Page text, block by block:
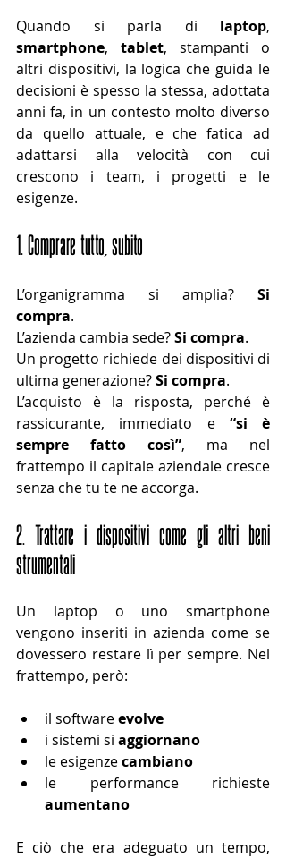
Quando si parla di laptop
smartphone, tablet, stampanti o
altri dispositivi, la logica che guida le
decisioni è spesso la stessa, adottata
anni fa, in un contesto molto diverso
da quello attuale, e che fatica ad
adattarsi alla velocità con cui
crescono i team, i progetti e le
esigenze.
1. Comprare tutto, subito
L’organigramma si amplia? Si
compra.
L’azienda cambia sede? Si compra.
Un progetto richiede dei dispositivi di
ultima generazione? Si compra.
L’acquisto è la risposta, perché è
rassicurante, immediato e “si è
sempre fatto così”, ma nel
frattempo il capitale aziendale cresce
senza che tu te ne accorga.
2. Trattare i dispositivi come gli altri beni
strumentali
Un laptop o uno smartphone
vengono inseriti in azienda come se
dovessero restare lì per sempre. Nel
frattempo, però:
il software evolve
i sistemi si aggiornano
le esigenze cambiano
aumentano
E ciò che era adeguato un tempo,